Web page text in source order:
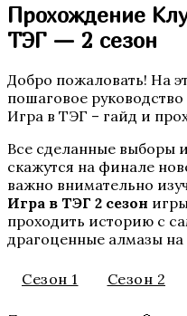
Te Amo. Том 2
Прохождение
ТЭГ — 2 сезон
Добро пожаловать! На
пошаговое
Игра в ТЭГ – гайд и
Все сделанные выборы
скажутся на финале
важно внимательно
Игра в ТЭГ 2 сезон
проходить историю с
драгоценные алмазы
Сезон 1 Сезон 2